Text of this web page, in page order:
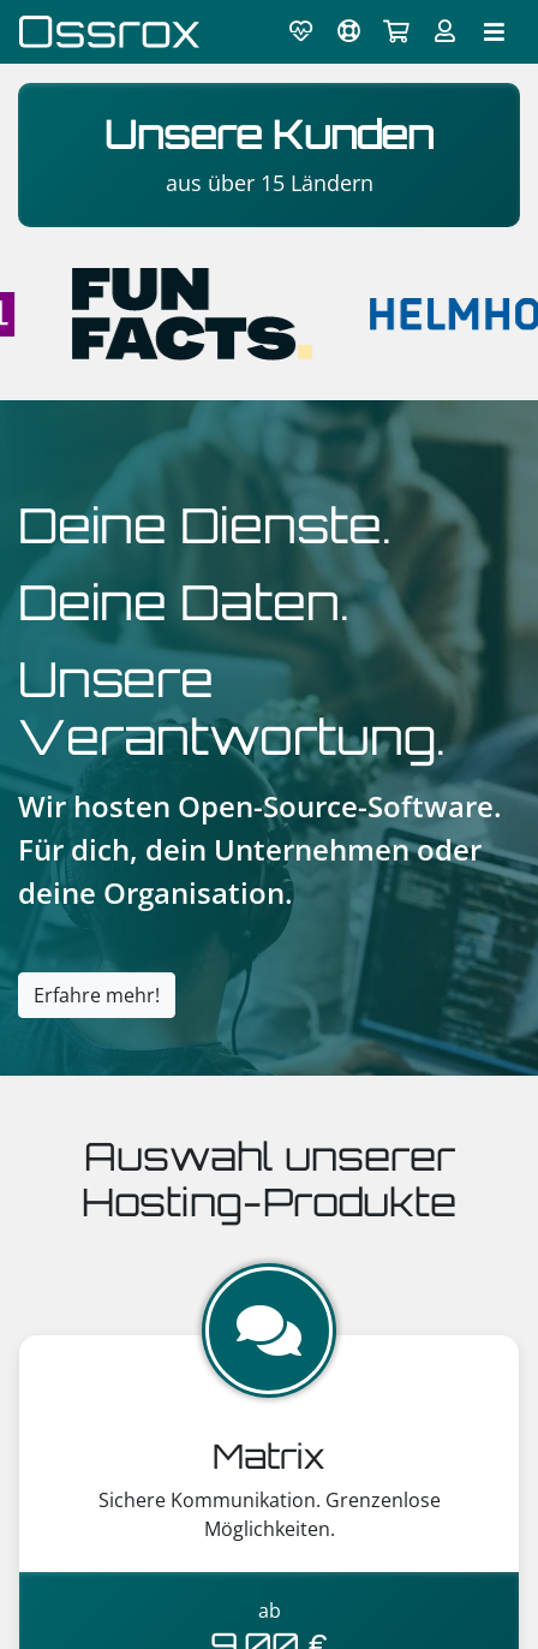
Unsere Kunden
aus über 15 Ländern
Deine Dienste.
Deine Daten.
Unsere
Verantwortung.
Wir hosten Open-Source-Software.
Für dich, dein Unternehmen oder
deine Organisation.
Erfahre mehr!
Auswahl unserer
Hosting-Produkte
Matrix
Sichere Kommunikation. Grenzenlose
Möglichkeiten.
ab